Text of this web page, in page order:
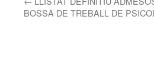
BOSSA DE TREBALL DE